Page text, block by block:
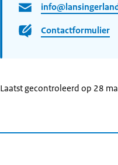
Contactformulier
Laatst gecontroleerd op 28